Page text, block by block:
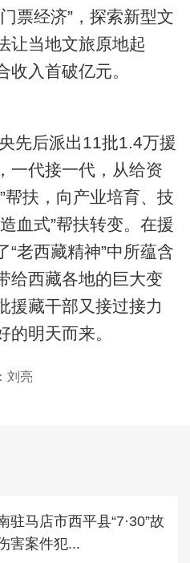
票经济”，探索新型文
让当地文旅原地起
收入首破亿元。
先后派出11批1.4万援
一代接一代，从给资
帮扶，向产业培育、技
血式”帮扶转变。在援
“老西藏精神”中所蕴含
给西藏各地的巨大变
援藏干部又接过接力
的明天而来。
刘亮
驻马店市西平县“7·30”故
害案件犯...